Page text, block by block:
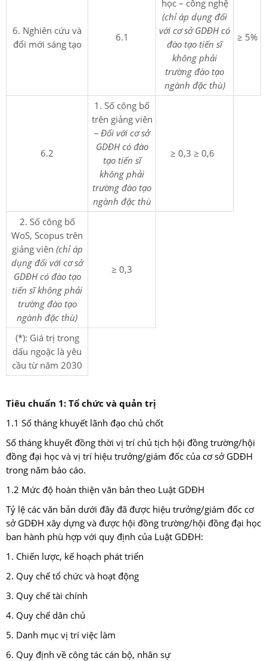
6. Nghiên cứu và
đổi mới sáng tạo
6.1
học – công nghệ
(chỉ áp dụng đối
với cơ sở GDĐH có
đào tạo tiến sĩ
không phải
trường đào tạo
ngành đặc thù)
≥ 5%
6.2
1. Số công bố
trên giảng viên
– Đối với cơ sở
GDĐH có đào
tạo tiến sĩ
không phải
trường đào tạo
ngành đặc thù
≥ 0,3 ≥ 0,6
2. Số công bố
WoS, Scopus trên
giảng viên (chỉ áp
dụng đối với cơ sở
GDĐH có đào tạo
tiến sĩ không phải
trường đào tạo
ngành đặc thù)
≥ 0,3
(*): Giá trị trong
dấu ngoặc là yêu
cầu từ năm 2030
Tiêu chuẩn 1: Tổ chức và quản trị
1.1 Số tháng khuyết lãnh đạo chủ chốt
Số tháng khuyết đồng thời vị trí chủ tịch hội đồng trường/hội
đồng đại học và vị trí hiệu trưởng/giám đốc của cơ sở GDĐH
trong năm báo cáo.
1.2 Mức độ hoàn thiện văn bản theo Luật GDĐH
Tỷ lệ các văn bản dưới đây đã được hiệu trưởng/giám đốc cơ
sở GDĐH xây dựng và được hội đồng trường/hội đồng đại học
ban hành phù hợp với quy định của Luật GDĐH:
1. Chiến lược, kế hoạch phát triển
2. Quy chế tổ chức và hoạt động
3. Quy chế tài chính
4. Quy chế dân chủ
5. Danh mục vị trí việc làm
6. Quy định về công tác cán bộ, nhân sự